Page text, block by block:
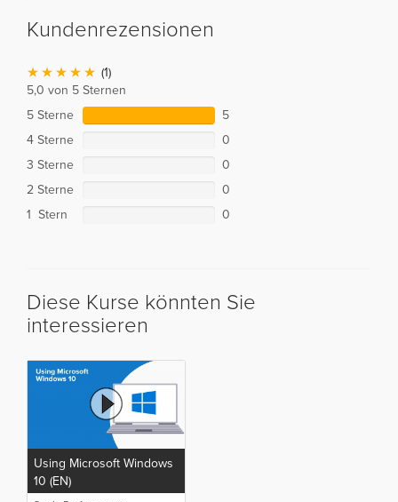
Kundenrezensionen
(1)
5,0 von 5 Sternen
5 Sterne
5
4 Sterne
0
3 Sterne
0
2 Sterne
0
1 Stern
0
Diese Kurse könnten Sie
interessieren
Using Microsoft Windows
10 (EN)